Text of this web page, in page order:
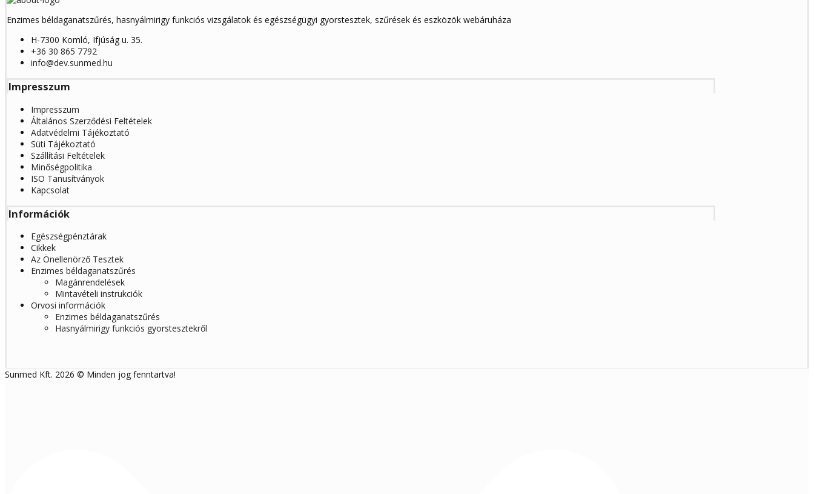
Enzimes béldaganatszűrés, hasnyálmirigy funkciós vizsgálatok és egészségügyi gyorstesztek, szűrések és eszközök webáruháza
H-7300 Komló, Ifjúság u. 35.
+36 30 865 7792
info@dev.sunmed.hu
Impresszum
Impresszum
Általános Szerződési Feltételek
Adatvédelmi Tájékoztató
Süti Tájékoztató
Szállítási Feltételek
Minőségpolitika
ISO Tanusítványok
Kapcsolat
Információk
Egészségpénztárak
Cikkek
Az Önellenörző Tesztek
Enzimes béldaganatszűrés
Magánrendelések
Mintavételi instrukciók
Orvosi információk
Enzimes béldaganatszűrés
Hasnyálmirigy funkciós gyorstesztekről
Sunmed Kft. 2026 © Minden jog fenntartva!